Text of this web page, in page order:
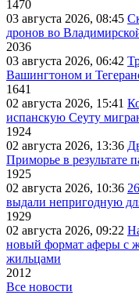
1470
03 августа 2026, 08:45
дронов во
2036
03 августа 2026, 06:42
Вашингтоном и
1641
02 августа 2026, 15:41
испанскую Сеуту
1924
02 августа 2026, 13:36
Приморье в результате
1925
02 августа 2026, 10:36
выдали непригодную
1929
02 августа 2026, 09:22
новый формат аферы с
жильцами
2012
Все новости